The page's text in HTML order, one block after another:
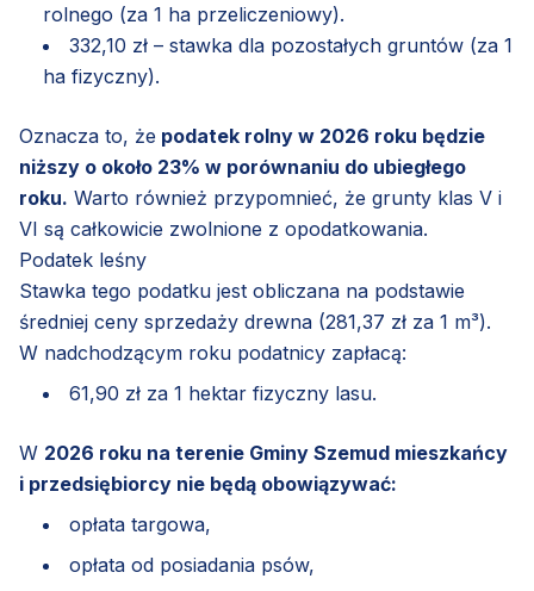
rolnego (za 1 ha przeliczeniowy).
332,10 zł – stawka dla pozostałych gruntów (za 1
ha fizyczny).
Oznacza to, że podatek rolny w 2026 roku będzie
niższy o około 23% w porównaniu do ubiegłego
roku. Warto również przypomnieć, że grunty klas V i
VI są całkowicie zwolnione z opodatkowania.
Podatek leśny
Stawka tego podatku jest obliczana na podstawie
średniej ceny sprzedaży drewna (281,37 zł za 1 m³).
W nadchodzącym roku podatnicy zapłacą:
61,90 zł za 1 hektar fizyczny lasu.
W 2026 roku na terenie Gminy Szemud mieszkańcy
i przedsiębiorcy nie będą obowiązywać:
opłata targowa,
opłata od posiadania psów,